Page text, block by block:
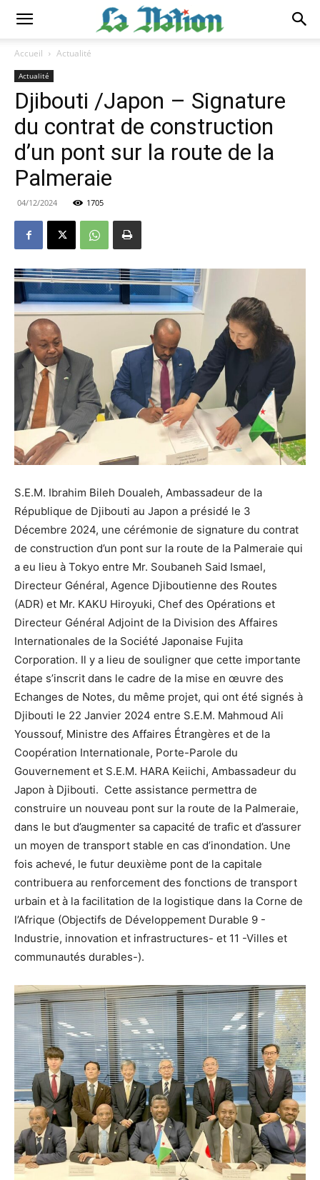
Accueil Actualité
Actualité
Djibouti /Japon – Signature
du contrat de construction
d’un pont sur la route de la
Palmeraie
04/12/2024 1705
S.E.M. Ibrahim Bileh Doualeh, Ambassadeur de la
République de Djibouti au Japon a présidé le 3
Décembre 2024, une cérémonie de signature du contrat
de construction d’un pont sur la route de la Palmeraie qui
a eu lieu à Tokyo entre Mr. Soubaneh Said Ismael,
Directeur Général, Agence Djiboutienne des Routes
(ADR) et Mr. KAKU Hiroyuki, Chef des Opérations et
Directeur Général Adjoint de la Division des Affaires
Internationales de la Société Japonaise Fujita
Corporation. Il y a lieu de souligner que cette importante
étape s’inscrit dans le cadre de la mise en œuvre des
Echanges de Notes, du même projet, qui ont été signés à
Djibouti le 22 Janvier 2024 entre S.E.M. Mahmoud Ali
Youssouf, Ministre des Affaires Étrangères et de la
Coopération Internationale, Porte-Parole du
Gouvernement et S.E.M. HARA Keiichi, Ambassadeur du
Japon à Djibouti. Cette assistance permettra de
construire un nouveau pont sur la route de la Palmeraie,
dans le but d’augmenter sa capacité de trafic et d’assurer
un moyen de transport stable en cas d’inondation. Une
fois achevé, le futur deuxième pont de la capitale
contribuera au renforcement des fonctions de transport
urbain et à la facilitation de la logistique dans la Corne de
l’Afrique (Objectifs de Développement Durable 9 -
Industrie, innovation et infrastructures- et 11 -Villes et
communautés durables-).